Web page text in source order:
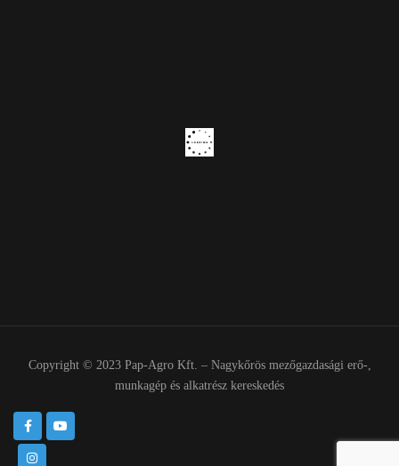
Copyright © 2023 Pap-Agro Kft. – Nagykőrös mezőgazdasági erő-,
munkagép és alkatrész kereskedés